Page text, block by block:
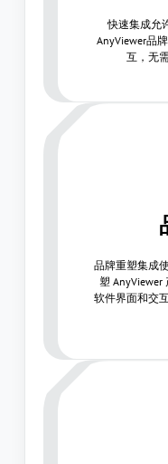
快速集成允
AnyViewer品
互，无
品牌重塑集成
塑 AnyViewer
软件界面和交